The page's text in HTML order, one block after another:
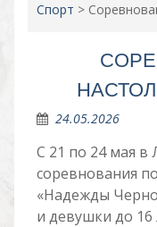
Спорт >
24.05.2026
С 21 по 24 мая
соревнования
«Надежды
и девушки до